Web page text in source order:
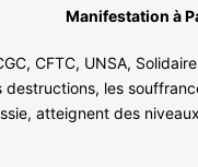
Manifestation à
CFTC, UNSA,
destructions, les
atteignent des